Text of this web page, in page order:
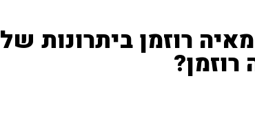
רוזמן ביתרונות של